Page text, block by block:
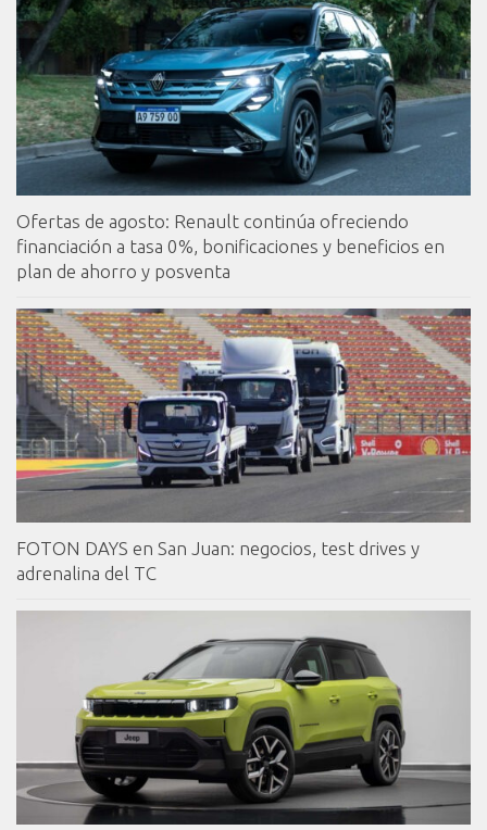
Ofertas de agosto: Renault continúa ofreciendo
financiación a tasa 0%, bonificaciones y beneficios en
plan de ahorro y posventa
FOTON DAYS en San Juan: negocios, test drives y
adrenalina del TC